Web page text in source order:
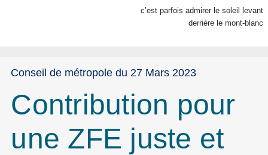
c’est parfois admirer le soleil levant
derrière le mont-blanc
Conseil de métropole du 27 Mars 2023
Contribution pour
une ZFE juste et